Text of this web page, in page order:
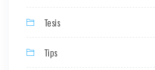
Tesis
Tips